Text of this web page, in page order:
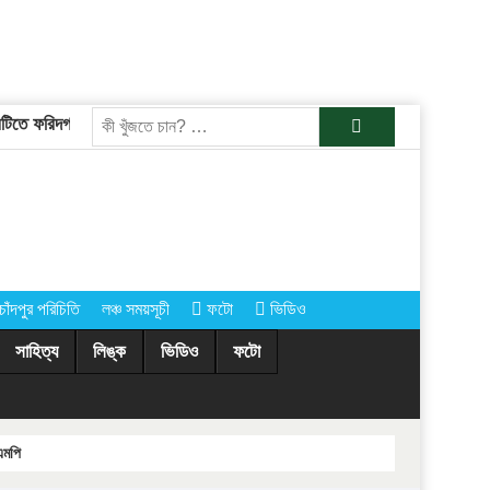
ফরিদগঞ্জের তারেকুর রহমান চাঁদপুরের অর্ধশতাধিক গ্রামে আগামীকাল
চাঁদপুর পরিচিতি লঞ্চ সময়সূচী ফটো ভিডিও
সাহিত্য লিঙ্ক ভিডিও ফটো